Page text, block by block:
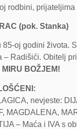
rodbini,
(pok. Stanka)
oj godini života.
Radišići. Obitelj
MIRU BOŽJEM!
nevjeste:
– Maća i IVA s